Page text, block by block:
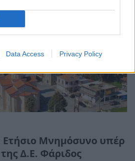
Data Access Privacy Policy
Ετήσιο Μνημόσυνο υπέρ
Δ.Ε. Φάριδος